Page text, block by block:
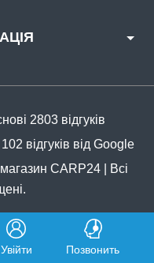
Увійти Позвонить
2803 відгуків
відгуків від Google
CARP24 | Всі